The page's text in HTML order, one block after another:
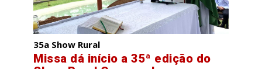
35a Show Rural
Missa dá início a 35ª edição do